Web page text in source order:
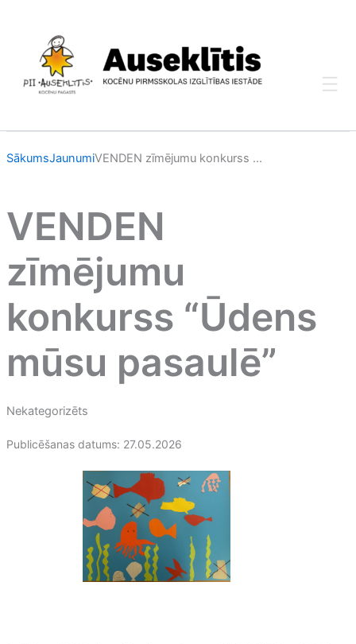
SākumsJaunumiVENDEN zīmējumu konkurss ...
VENDEN
zīmējumu
konkurss “Ūdens
mūsu pasaulē”
Nekategorizēts
Publicēšanas datums: 27.05.2026